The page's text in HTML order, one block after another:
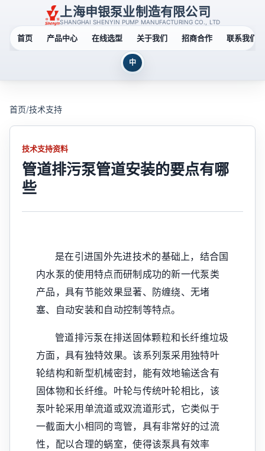
上海申银泵业制造有限公司
SHANGHAI SHENYIN PUMP MANUFACTURING CO., LTD
首页 产品中心 在线选型 关于我们 招商合作 联系我们
中
首页/技术支持
技术支持资料
管道排污泵管道安装的要点有哪
些
是在引进国外先进技术的基础上，结合国
内水泵的使用特点而研制成功的新一代泵类
产品，具有节能效果显著、防缠绕、无堵
塞、自动安装和自动控制等特点。
管道排污泵在排送固体颗粒和长纤维垃圾
方面，具有独特效果。该系列泵采用独特叶
轮结构和新型机械密封，能有效地输送含有
固体物和长纤维。叶轮与传统叶轮相比，该
泵叶轮采用单流道或双流道形式，它类似于
一截面大小相同的弯管，具有非常好的过流
性，配以合理的蜗室，使得该泵具有效率